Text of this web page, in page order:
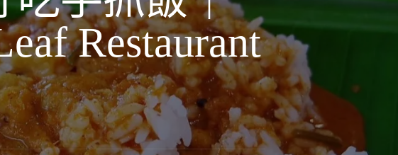
Restaurant